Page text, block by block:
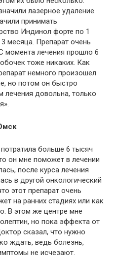
лазерное удаление.
принимать
Индинол форте по 1
месяца. Препарат очень
момента лечения прошло 6
тоже никаких. Как
немного произошел
но потом он быстро
лечения довольна, только
больше 6 тысяч
он мне поможет в лечении
после курса лечения
в другой онкологический
этот препарат очень
на ранних стадиях или как
В этом же центре мне
но пока эффекта от
сказал, что нужно
ждать, ведь болезнь,
не исчезают.